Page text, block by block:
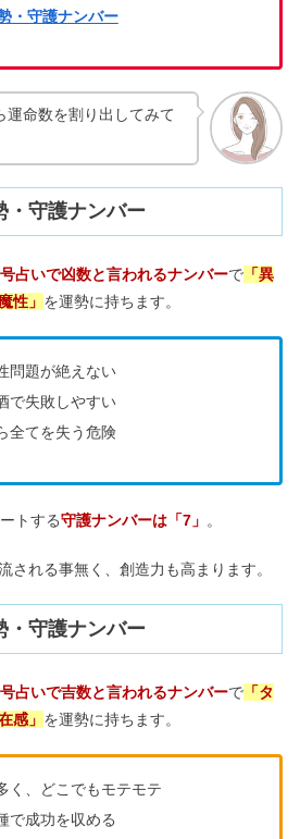
・守護ナンバー
命数を割り出してみて
・守護ナンバー
占いで凶数と言われるナンバーで 「異
性」 を運勢に持ちます。
問題が絶えない
で失敗しやすい
全てを失う危険
トする守護ナンバーは「7」 。
される事無く、創造力も高まります。
・守護ナンバー
占いで吉数と言われるナンバーで 「タ
感」 を運勢に持ちます。
く、どこでもモテモテ
で成功を収める